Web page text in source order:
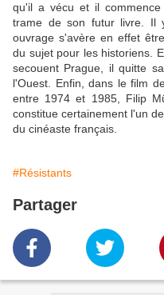
qu'il a vécu et il
trame de son futur livre. Il
ouvrage s'avère en effet
du sujet pour les historiens.
secouent Prague, il quitte
l'Ouest. Enfin, dans le film
entre 1974 et 1985, Filip
constitue certainement l'un
du cinéaste français.
#Résistants
Partager